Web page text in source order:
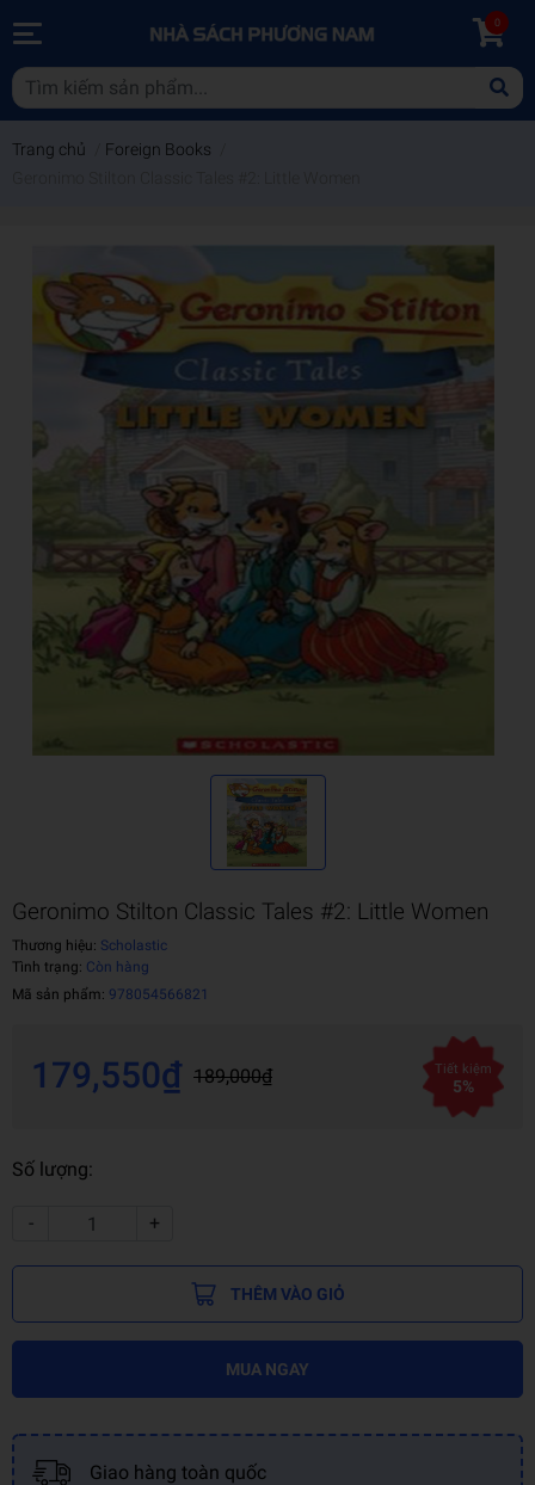
0
Trang chủ Foreign Books
Geronimo Stilton Classic Tales #2: Little Women
Thương hiệu: Scholastic
Tình trạng: Còn hàng
Mã sản phẩm: 978054566821
179,550₫ 189,000₫ Tiết kiệm
5%
Số lượng:
- +
THÊM VÀO GIỎ
MUA NGAY
Giao hàng toàn quốc